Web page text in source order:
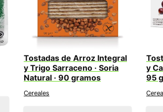
Tostadas de Arroz Integral
y Trigo Sarraceno · Soria
Natural · 90 gramos
Cereales
y
95